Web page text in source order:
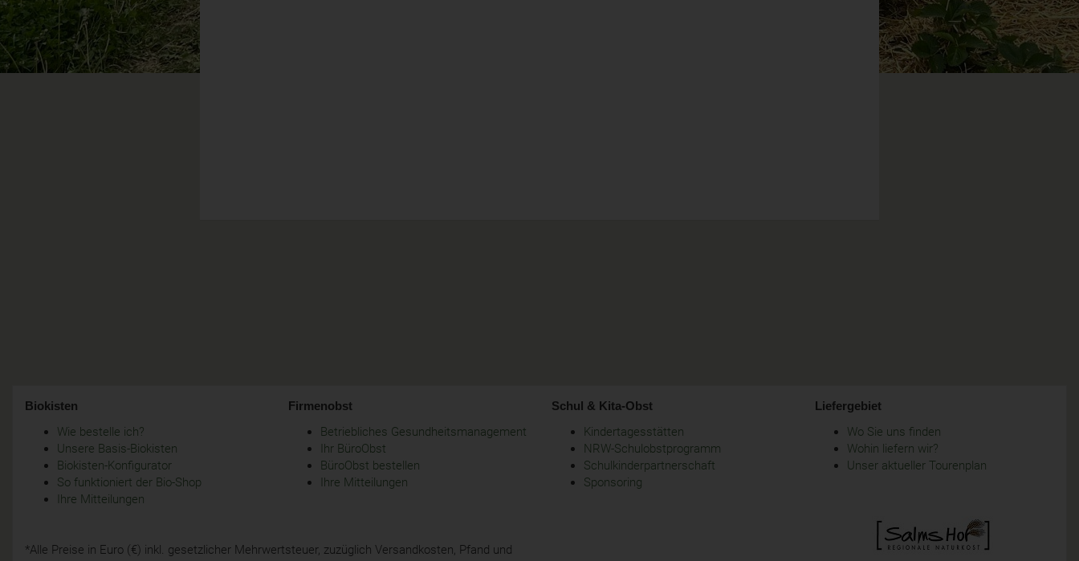
Biokisten
Wie bestelle ich?
Unsere Basis-Biokisten
Biokisten-Konfigurator
So funktioniert der Bio-Shop
Ihre Mitteilungen
Firmenobst
Betriebliches Gesundheitsmanagement
Ihr BüroObst
BüroObst bestellen
Ihre Mitteilungen
Schul & Kita-Obst
Kindertagesstätten
NRW-Schulobstprogramm
Schulkinderpartnerschaft
Sponsoring
Liefergebiet
Wo Sie uns finden
Wohin liefern wir?
Unser aktueller Tourenplan
*Alle Preise in Euro (€) inkl. gesetzlicher Mehrwertsteuer, zuzüglich Versandkosten, Pfand und